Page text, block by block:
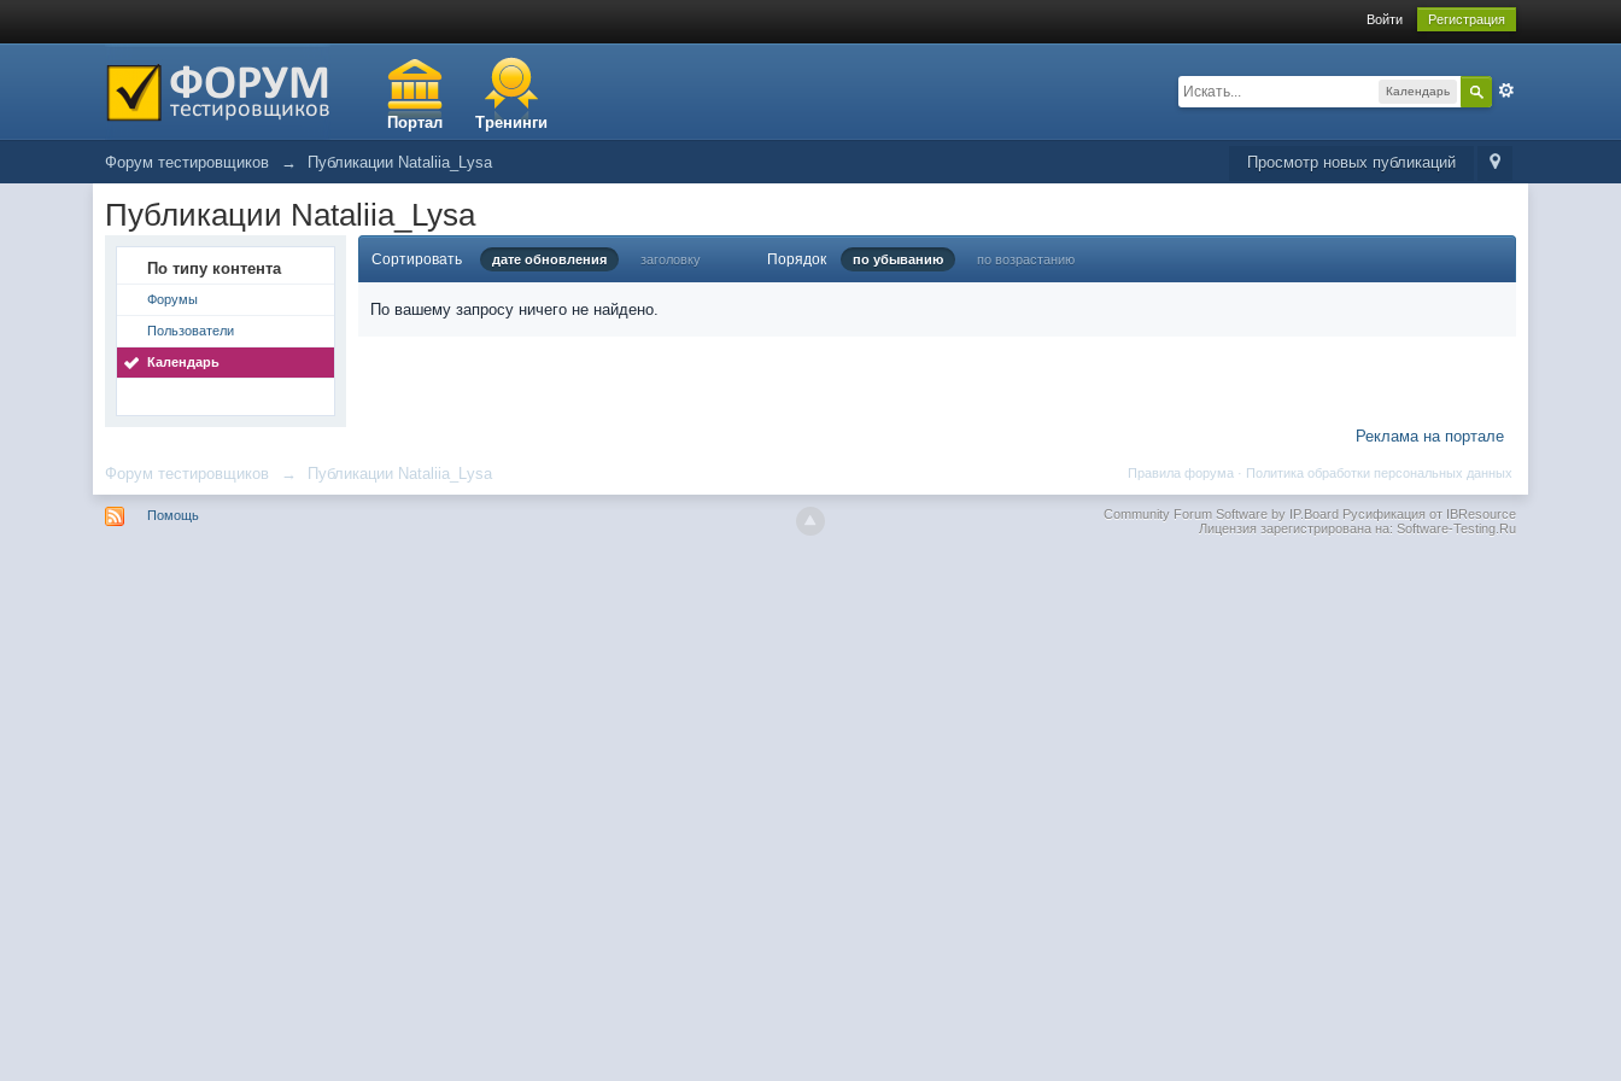
Войти Регистрация
Портал Тренинги
Календарь
Просмотр новых публикаций
Форум тестировщиков → Публикации Nataliia_Lysa
Публикации Nataliia_Lysa
По типу контента
Форумы
Пользователи
Календарь
Сортировать дате обновления заголовку Порядок по убыванию по возрастанию
По вашему запросу ничего не найдено.
Реклама на портале
Форум тестировщиков → Публикации Nataliia_Lysa Политика обработки персональных данных
Правила форума ·
Помощь Community Forum Software by IP.BoardРусификация от IBResource
Лицензия зарегистрирована на: Software-Testing.Ru